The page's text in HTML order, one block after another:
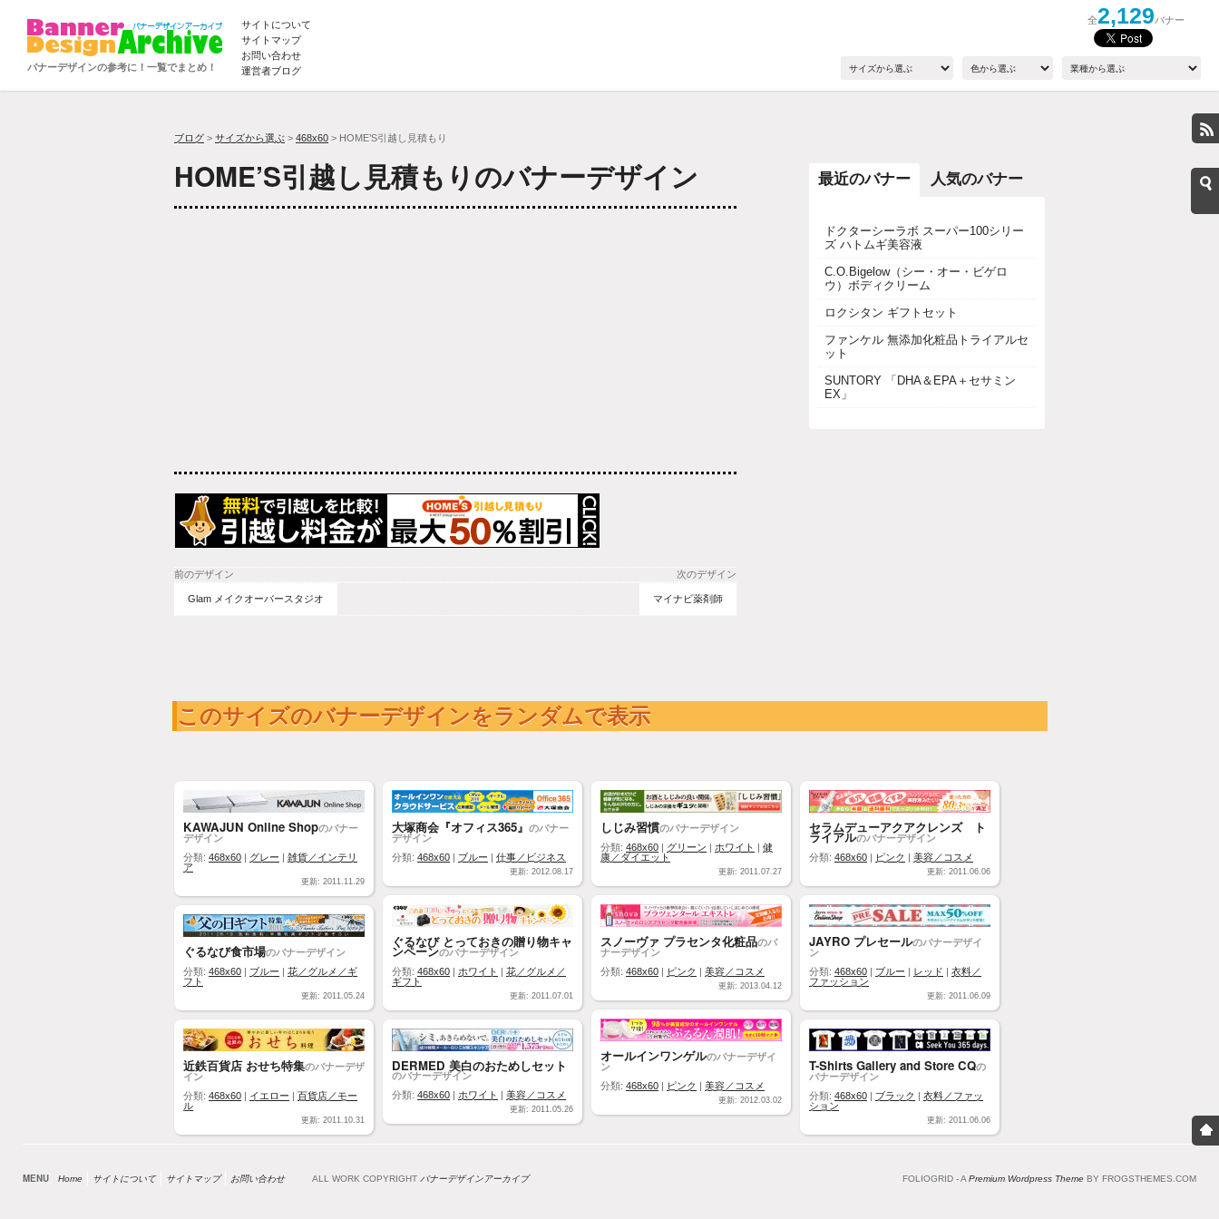
バナーデザインの参考に！一覧でまとめ！
サイトについて
サイトマップ
お問い合わせ
運営者ブログ
全2,129バナー
ブログ > サイズから選ぶ > 468x60 > HOME’S引越し見積もり
HOME’S引越し見積もりのバナーデザイン
前のデザイン 次のデザイン
Glam メイクオーバースタジオ マイナビ薬剤師
最近のバナー 人気のバナー
ドクターシーラボ スーパー100シリー
ズ ハトムギ美容液
C.O.Bigelow（シー・オー・ビゲロ
ウ）ボディクリーム
ロクシタン ギフトセット
ファンケル 無添加化粧品トライアルセ
ット
SUNTORY 「DHA＆EPA＋セサミン
EX」
このサイズのバナーデザインをランダムで表示
KAWAJUN Online Shopのバナー
デザイン
分類: 468x60 グレー
雑貨／インテリ
ア
更新: 2011.11.29
大塚商会『オフィス365』 のバナー
デザイン
分類: 468x60 ブルー 仕事／ビジネス
更新: 2012.08.17
しじみ習慣のバナーデザイン
分類: 468x60 グリーン ホワイト
健
康／ダイエット
更新: 2011.07.27
セラムデューアクアクレンズ ト
ライアルのバナーデザイン
分類: 468x60 ピンク 美容／コスメ
更新: 2011.06.06
ぐるなび とっておきの贈り物キャ
ンペーンのバナーデザイン
分類: 468x60 ホワイト
花／グルメ／
ギフト
更新: 2011.07.01
スノーヴァ プラセンタ化粧品のバ
ナーデザイン
分類: 468x60 ピンク 美容／コスメ
更新: 2013.04.12
JAYRO プレセールのバナーデザイ
ン
分類: 468x60 ブルー レッド
衣料／
ファッション
更新: 2011.06.09
ぐるなび食市場のバナーデザイン
分類: 468x60 ブルー
花／グルメ／ギ
フト
更新: 2011.05.24
オールインワンゲルのバナーデザイ
ン
分類: 468x60 ピンク 美容／コスメ
更新: 2012.03.02
近鉄百貨店 おせち特集のバナーデザ
イン
分類: 468x60 イエロー
百貨店／モー
ル
更新: 2011.10.31
DERMED 美白のおためしセット
のバナーデザイン
分類: 468x60 ホワイト 美容／コスメ
更新: 2011.05.26
T-Shirts Gallery and Store CQの
バナーデザイン
分類: 468x60 ブラック
衣料／ファッ
ション
更新: 2011.06.06
MENU Home サイトについて サイトマップ お問い合わせ ALL WORK COPYRIGHT バナーデザインアーカイブ FOLIOGRID - APremium Wordpress Theme BY FROGSTHEMES.COM